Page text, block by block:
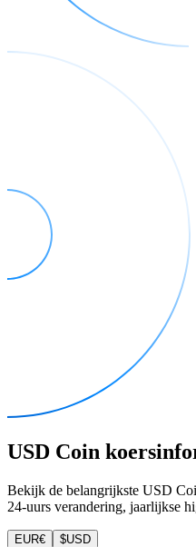
USD Coin
Bekijk de belangrijkste USD
24-uurs verandering, jaarlijkse
EUR€ $USD